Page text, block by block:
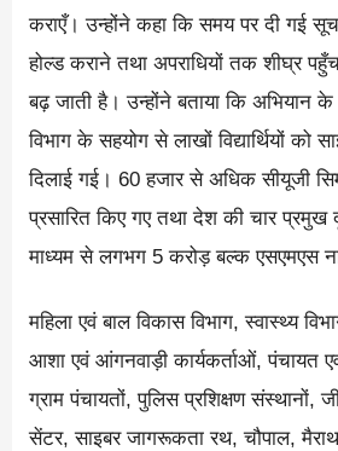
कराएँ। उन्होंने कहा कि समय पर दी गई
होल्ड कराने तथा अपराधियों तक शीघ्र
बढ़ जाती है। उन्‍होंने बताया कि अभियान के
विभाग के सहयोग से लाखों विद्यार्थियों को
दिलाई गई। 60 हजार से अधिक सीयूजी
प्रसारित किए गए तथा देश की चार प्रमुख
माध्यम से लगभग 5 करोड़ बल्क एसएमएस
महिला एवं बाल विकास विभाग, स्वास्थ्य
आशा एवं आंगनवाड़ी कार्यकर्ताओं, पंचायत
ग्राम पंचायतों, पुलिस प्रशिक्षण संस्थानों,
सेंटर, साइबर जागरूकता रथ, चौपाल,